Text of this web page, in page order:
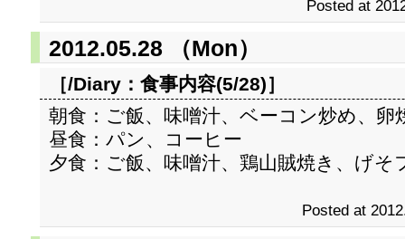
Posted at
2012.05.28 （Mon）
［/Diary： 食事内容(5/28)］
朝食：ご飯、味噌汁、ベーコン炒め、卵
昼食：パン、コーヒー
夕食：ご飯、味噌汁、鶏山賊焼き、げそ
Posted at